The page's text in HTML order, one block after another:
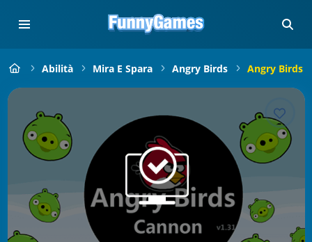
Abilità Mira E Spara Angry Birds Angry Birds